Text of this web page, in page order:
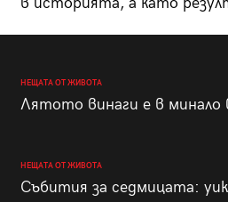
НЕЩАТА ОТ ЖИВОТА
Лятото винаги е в минало
НЕЩАТА ОТ ЖИВОТА
Събития за седмицата: